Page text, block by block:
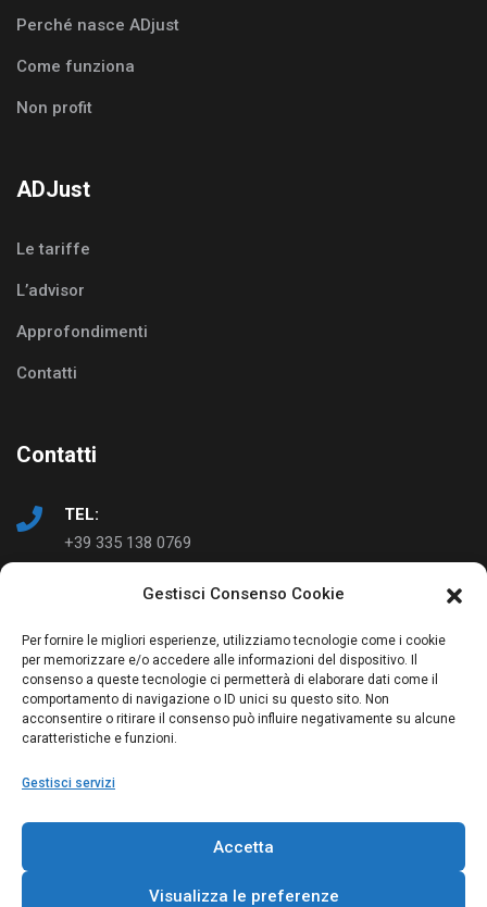
Gestisci Consenso Cookie
Per fornire le migliori esperienze, utilizziamo tecnologie come i cookie
per memorizzare e/o accedere alle informazioni del dispositivo. Il
consenso a queste tecnologie ci permetterà di elaborare dati come il
comportamento di navigazione o ID unici su questo sito. Non
acconsentire o ritirare il consenso può influire negativamente su alcune
caratteristiche e funzioni.
Gestisci servizi
Accetta
Visualizza le preferenze
Perché nasce ADjust
Come funziona
Non profit
ADJust
Le tariffe
L’advisor
Approfondimenti
Contatti
Contatti
TEL:
+39 335 138 0769
© Copyright 2023 AD-Just | Studio Greppi | P. IVA:
03814750273
Privacy Policy Cookie Policy (UE)